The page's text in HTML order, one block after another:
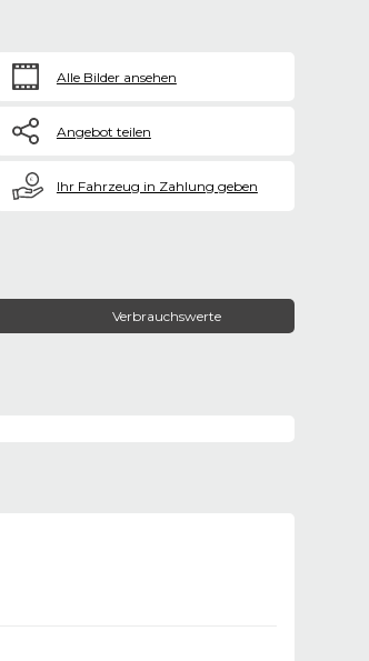
Alle Bilder ansehen
Angebot teilen
€ Ihr Fahrzeug in Zahlung geben
Verbrauchswerte